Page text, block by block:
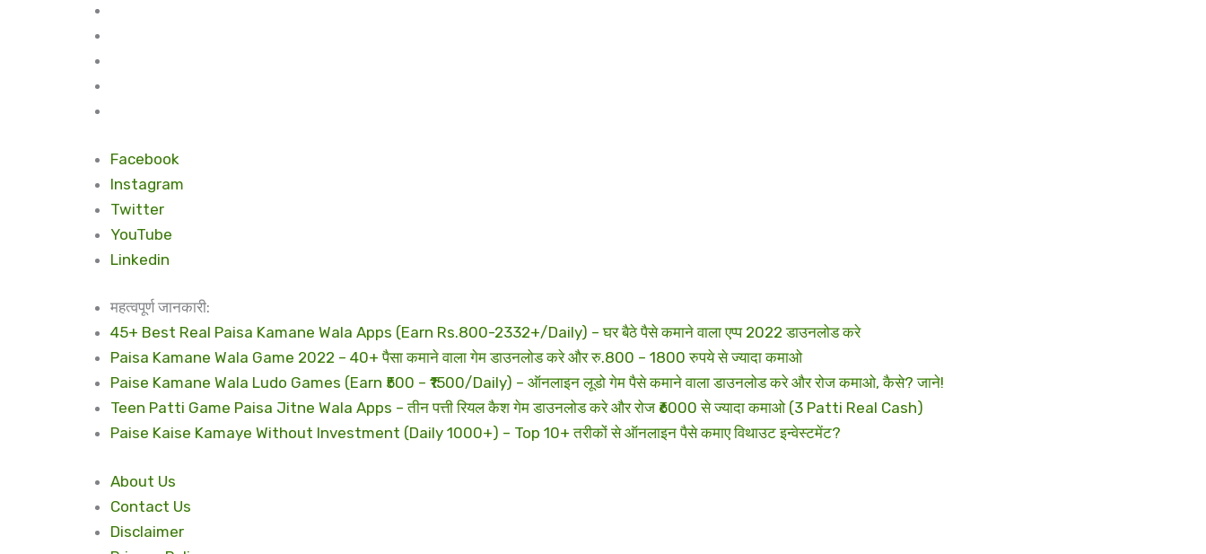
Facebook
Instagram
Twitter
YouTube
Linkedin
महत्वपूर्ण जानकारी:
45+ Best Real Paisa Kamane Wala Apps (Earn Rs.800-2332+/Daily) – घर बैठे पैसे कमाने वाला एप्प 2022 डाउनलोड करे
Paisa Kamane Wala Game 2022 – 40+ पैसा कमाने वाला गेम डाउनलोड करे और रु.800 – 1800 रुपये से ज्यादा कमाओ
Paise Kamane Wala Ludo Games (Earn ₹500 – ₹1500/Daily) – ऑनलाइन लूडो गेम पैसे कमाने वाला डाउनलोड करे और रोज कमाओ, कैसे? जाने!
Teen Patti Game Paisa Jitne Wala Apps – तीन पत्ती रियल कैश गेम डाउनलोड करे और रोज ₹6000 से ज्यादा कमाओ (3 Patti Real Cash)
Paise Kaise Kamaye Without Investment (Daily 1000+) – Top 10+ तरीकों से ऑनलाइन पैसे कमाए विथाउट इन्वेस्टमेंट?
About Us
Contact Us
Disclaimer